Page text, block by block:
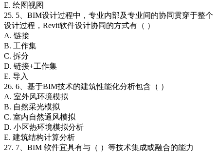
E. 绘图视图
25. 5、BIM设计过程中，专业内部及专业间的协同贯穿于整个
设计过程，Revit软件设计协同的方式有（ ）
A. 链接
B. 工作集
C. 拆分
D. 链接+工作集
E. 导入
26. 6、基于BIM技术的建筑性能化分析包含（ ）
A. 室外风环境模拟
B. 自然采光模拟
C. 室内自然通风模拟
D. 小区热环境模拟分析
E. 建筑结构计算分析
27. 7、BIM 软件宜具有与（ ）等技术集成或融合的能力